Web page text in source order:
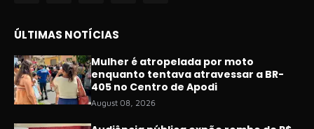
ÚLTIMAS NOTÍCIAS
Mulher é atropelada por moto
enquanto tentava atravessar a BR-
405 no Centro de Apodi
August 08, 2026